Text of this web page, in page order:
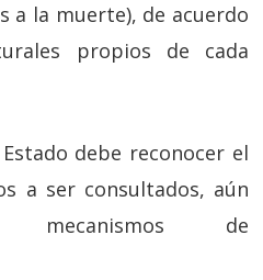
a la muerte), de acuerdo
propios de cada
reconocer el
a ser consultados, aún
mecanismos de